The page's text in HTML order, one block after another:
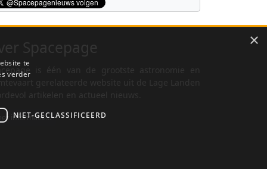
is één van de grootste astronomie en
informatie...
×
te
verder
NIET-GECLASSIFICEERD